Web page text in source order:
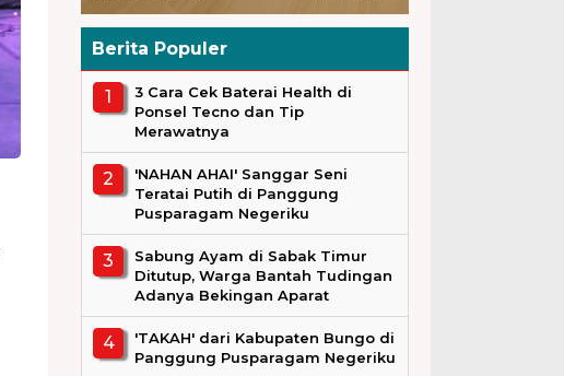
Berita Populer
3 Cara Cek Baterai Health di
Ponsel Tecno dan Tip
Merawatnya
'NAHAN AHAI' Sanggar Seni
Teratai Putih di Panggung
Pusparagam Negeriku
Sabung Ayam di Sabak Timur
Ditutup, Warga Bantah Tudingan
Adanya Bekingan Aparat
'TAKAH' dari Kabupaten Bungo di
Panggung Pusparagam Negeriku